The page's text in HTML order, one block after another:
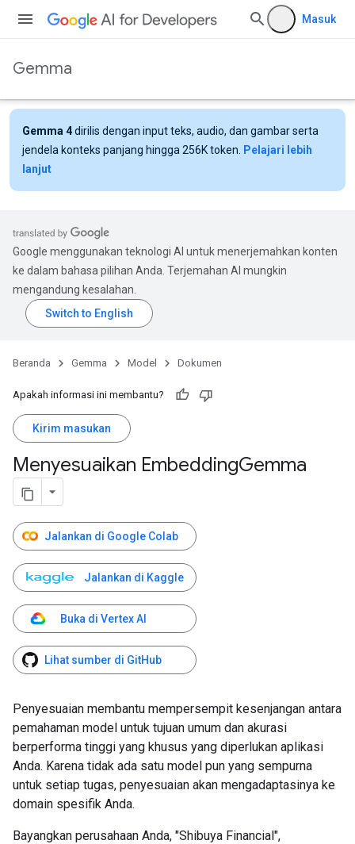
Masuk
Gemma
Gemma 4dirilis dengan input teks, audio, dan gambar serta
jendela konteks panjang hingga 256K token.
Pelajari lebih
lanjut
Google menggunakan teknologi AI untuk menerjemahkan konten
ke dalam bahasa pilihan Anda. Terjemahan AI mungkin
mengandung kesalahan.
Beranda Gemma Model Dokumen
Apakah informasi ini membantu?
Kirim masukan
Menyesuaikan EmbeddingGemma
Jalankan di Google Colab
Jalankan di Kaggle
Buka di Vertex AI
Lihat sumber di GitHub
Penyesuaian membantu mempersempit kesenjangan antara
pemahaman model untuk tujuan umum dan akurasi
berperforma tinggi yang khusus yang diperlukan aplikasi
Anda. Karena tidak ada satu model pun yang sempurna
untuk setiap tugas, penyesuaian akan mengadaptasinya ke
domain spesifik Anda.
Bayangkan perusahaan Anda, "Shibuya Financial",